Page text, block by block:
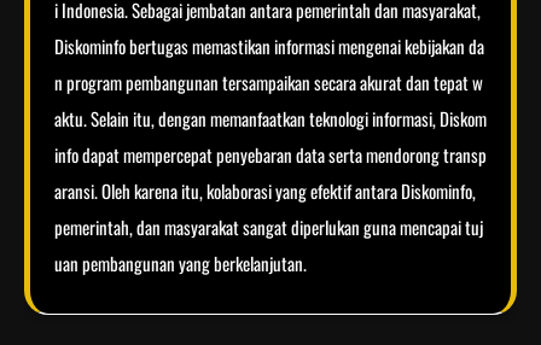
i Indonesia. Sebagai jembatan antara pemerintah dan masyarakat,
Diskominfo bertugas memastikan informasi mengenai kebijakan da
n program pembangunan tersampaikan secara akurat dan tepat w
aktu. Selain itu, dengan memanfaatkan teknologi informasi, Diskom
info dapat mempercepat penyebaran data serta mendorong transp
aransi. Oleh karena itu, kolaborasi yang efektif antara Diskominfo,
pemerintah, dan masyarakat sangat diperlukan guna mencapai tuj
uan pembangunan yang berkelanjutan.